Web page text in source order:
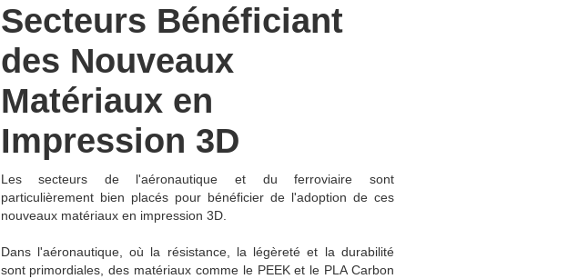
Secteurs Bénéficiant
des Nouveaux
Matériaux en
Impression 3D
Les secteurs de l'aéronautique et du ferroviaire sont
particulièrement bien placés pour bénéficier de l'adoption de ces
nouveaux matériaux en impression 3D.
Dans l'aéronautique, où la résistance, la légèreté et la durabilité
sont primordiales, des matériaux comme le PEEK et le PLA Carbon